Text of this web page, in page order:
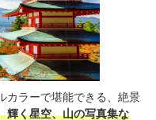
カラーで堪能できる、絶景
輝く星空、山の写真集な